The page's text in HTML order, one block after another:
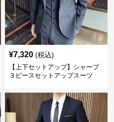
¥7,320 (税込)
【上下セットアップ】シャープ
３ピースセットアップスーツ